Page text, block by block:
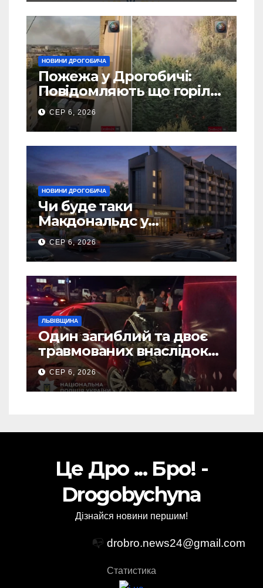
НОВИНИ ДРОГОБИЧА
Пожежа у Дрогобичі:
Повідомляють що горіло
5 гаражів (Відео)
СЕР 6, 2026
НОВИНИ ДРОГОБИЧА
Чи буде таки
Макдональдс у
Дрогобичі? (Фото)
СЕР 6, 2026
ЛЬВІВЩИНА
Один загиблий та двоє
травмованих внаслідок
ДТП на Самбірщині
СЕР 6, 2026
Це Дро ... Бро! -
Drogobychyna
Дізнайся новини першим!
📭 drobro.news24@gmail.com
Статистика